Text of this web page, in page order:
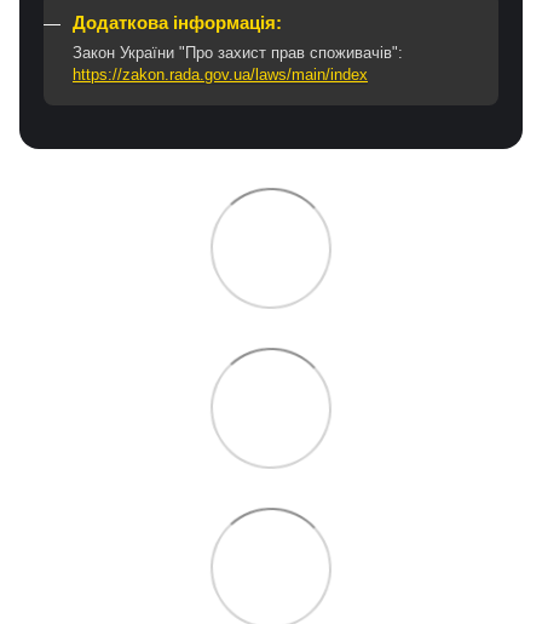
Додаткова інформація:
Закон України "Про захист прав споживачів":
https://zakon.rada.gov.ua/laws/main/index